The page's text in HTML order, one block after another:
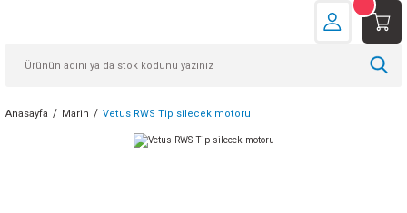
Anasayfa Marin Vetus RWS Tip silecek motoru